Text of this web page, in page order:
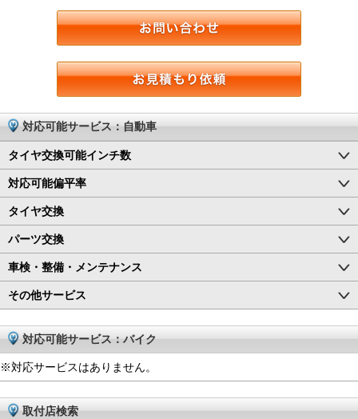
対応可能サービス：自動車
タイヤ交換可能インチ数
対応可能偏平率
タイヤ交換
パーツ交換
車検・整備・メンテナンス
その他サービス
対応可能サービス：バイク
※対応サービスはありません。
取付店検索